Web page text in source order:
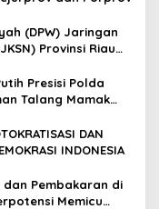
(DPW) Jaringan
Provinsi Riau
Bangsa dan
Riau
Presisi Polda
Talang Mamak
Negeri
DAN
INDONESIA
Pembakaran di
Memicu